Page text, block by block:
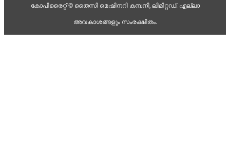
കോപിരൈറ്റ് © തൈസി മെഷിനറി കമ്പനി, ലിമിറ്റഡ്. എല്ലാ
അവകാശങ്ങളും സംരക്ഷിതം.